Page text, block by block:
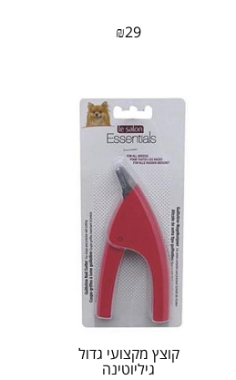
₪29
קוצץ מקצועי גדול
גיליוטינה